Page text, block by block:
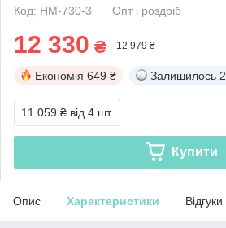
Код: HM-730-3
Опт і роздріб
12 330 ₴ 12 979 ₴
Економія 649 ₴ Залишилось
11 059 ₴ від 4 шт.
Купити
Опис Характеристики